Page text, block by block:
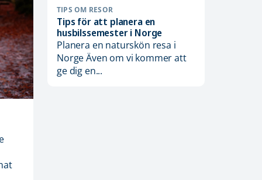
TIPS OM RESOR
Tips för att planera en
husbilssemester i Norge
Planera en naturskön resa i
Norge Även om vi kommer att
ge dig en...